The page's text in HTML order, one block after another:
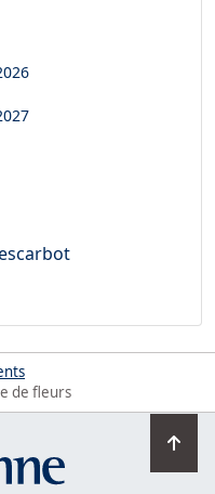
de fleurs
en